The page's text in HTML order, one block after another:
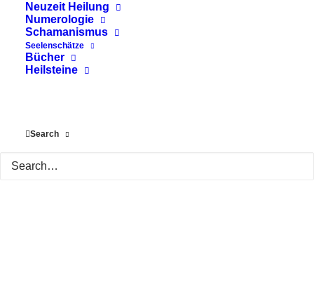
Neuzeit Heilung
Numerologie
Schamanismus
Seelenschätze
Bücher
Heilsteine
Search